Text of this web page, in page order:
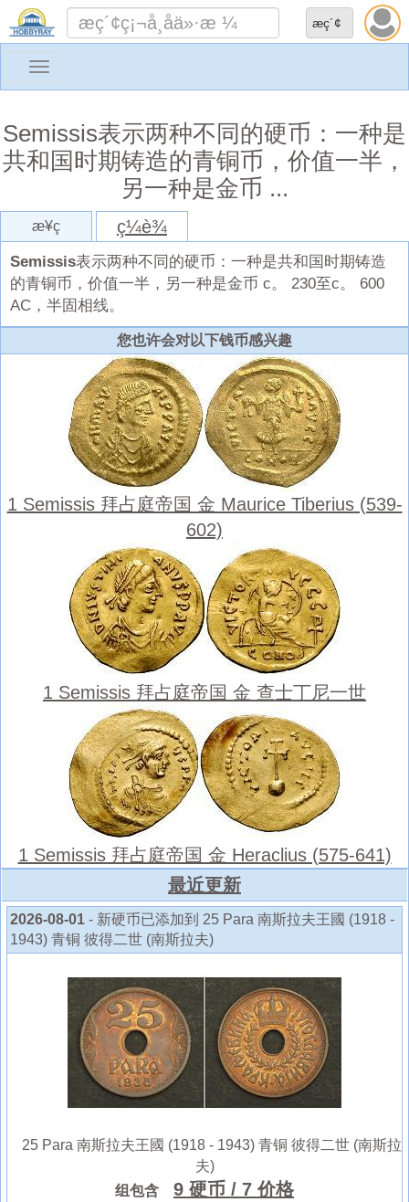
Toggle
Semissis表示两种不同的硬币：一种是
共和国时期铸造的青铜币，价值一半，
另一种是金币 ...
æ¥ç ç¼è¾
Semissis表示两种不同的硬币：一种是共和国时期铸造
的青铜币，价值一半，另一种是金币 c。 230至c。 600
AC，半固相线。
您也许会对以下钱币感兴趣
1 Semissis 拜占庭帝国 金 Maurice Tiberius (539-
602)
1 Semissis 拜占庭帝国 金 查士丁尼一世
1 Semissis 拜占庭帝国 金 Heraclius (575-641)
最近更新
2026-08-01 - 新硬币已添加到 25 Para 南斯拉夫王國 (1918 -
1943) 青铜 彼得二世 (南斯拉夫)
25 Para 南斯拉夫王國 (1918 - 1943) 青铜 彼得二世 (南斯拉
夫)
组包含
9 硬币 / 7 价格